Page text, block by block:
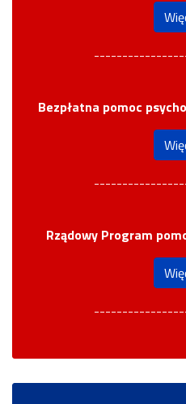
Bezpłatna pomoc
Rządowy Program